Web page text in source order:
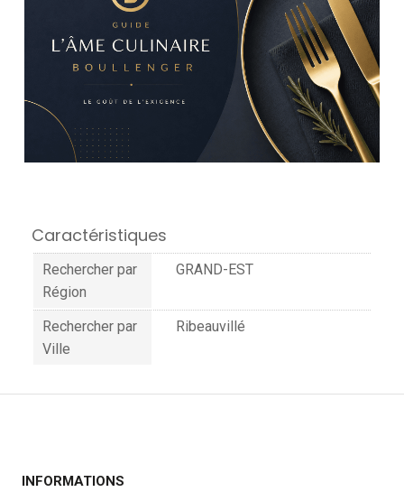
Caractéristiques
Rechercher par
Région
GRAND-EST
Rechercher par
Ville
Ribeauvillé
INFORMATIONS